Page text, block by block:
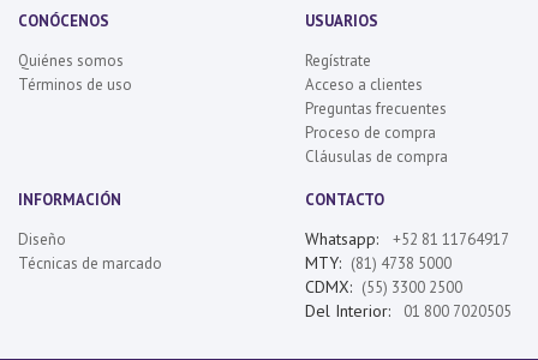
CONÓCENOS
Quiénes somos
Términos de uso
USUARIOS
Regístrate
Acceso a clientes
Preguntas frecuentes
Proceso de compra
Cláusulas de compra
INFORMACIÓN
Diseño
Técnicas de marcado
CONTACTO
Whatsapp: +52 81 11764917
MTY: (81) 4738 5000
CDMX: (55) 3300 2500
Del Interior: 01 800 7020505